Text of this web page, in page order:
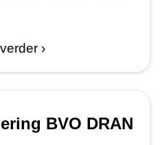
›
BVO DRAN